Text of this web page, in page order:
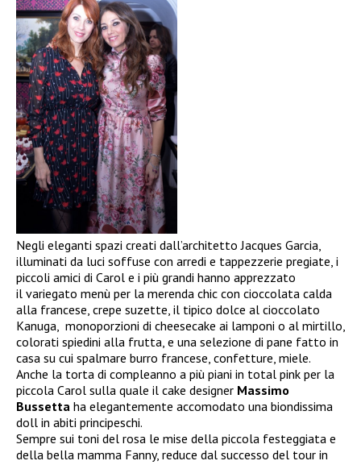
Negli eleganti spazi creati dall’architetto Jacques Garcia,
illuminati da luci soffuse con arredi e tappezzerie pregiate, i
piccoli amici di Carol e i più grandi hanno apprezzato
il variegato menù per la merenda chic con cioccolata calda
alla francese, crepe suzette, il tipico dolce al cioccolato
Kanuga, monoporzioni di cheesecake ai lamponi o al mirtillo,
colorati spiedini alla frutta, e una selezione di pane fatto in
casa su cui spalmare burro francese, confetture, miele.
Anche la torta di compleanno a più piani in total pink per la
piccola Carol sulla quale il cake designer Massimo
Bussetta ha elegantemente accomodato una biondissima
doll in abiti principeschi.
Sempre sui toni del rosa le mise della piccola festeggiata e
della bella mamma Fanny, reduce dal successo del tour in